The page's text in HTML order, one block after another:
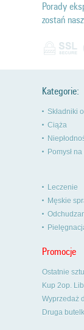
Porady
zostań
Kategorie:
Składniki
Ciąża
Pomysł
Leczenie
Męskie
Promocje
Ostatnie
Kup 2op.
Wyprzedaż
Druga